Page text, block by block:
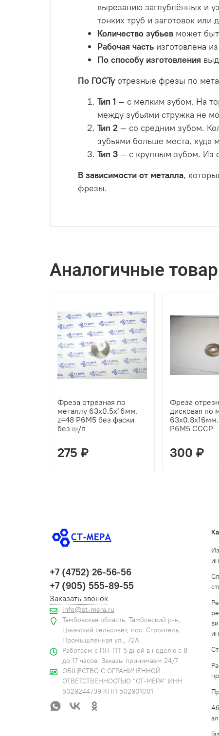
вырезанию заглублённых и
тонких труб и заготовок или
Количество зубьев может
Рабочая часть изготовлена
По способу изготовления
По ГОСТу отрезные фрезы по
Тип 1 — с мелким зубом. На
между зубьями стружка не
Тип 2 — со средним зубом.
зубьями больше места, куда
Тип 3 — с крупным зубом. Из
В зависимости от металла,
фрезы.
Аналогичные
Фреза отрезная по
металлу 63х0.5х16мм.
z=48 Р6М5 без фаски
без ш/п
275 ₽
Фреза
дисковая по
Р6М5 СССР
300 ₽
+7 (4752) 26-56-56
+7 (905) 555-89-55
Заказать звонок
info@st-mera.ru
Тамбовская область, Тамбовский р-н,
Цнинский сельсовет, пос. Строитель,
Промышленная ул., 72А
Работаем с ПН-ПТ 5 дней в неделю с 8
до 17 часов. Заказы принимаем 24/7
ОБЩЕСТВО С ОГРАНИЧЕННОЙ
ОТВЕТСТВЕННОСТЬЮ "СТ-МЕРА" ИНН
5029244739 КПП 502901001